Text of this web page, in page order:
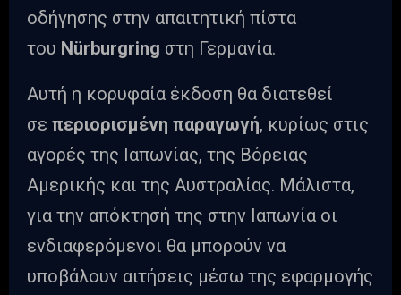
οδήγησης στην απαιτητική πίστα
του Nürburgring στη Γερμανία.
Αυτή η κορυφαία έκδοση θα διατεθεί
σε περιορισμένη παραγωγή, κυρίως στις
αγορές της Ιαπωνίας, της Βόρειας
Αμερικής και της Αυστραλίας. Μάλιστα,
για την απόκτησή της στην Ιαπωνία οι
ενδιαφερόμενοι θα μπορούν να
υποβάλουν αιτήσεις μέσω της εφαρμογής